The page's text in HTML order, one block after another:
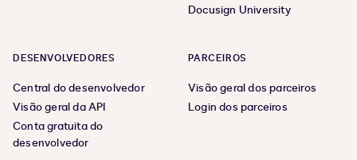
Docusign University
DESENVOLVEDORES
Central do desenvolvedor
Visão geral da API
Conta gratuita do
desenvolvedor
PARCEIROS
Visão geral dos parceiros
Login dos parceiros